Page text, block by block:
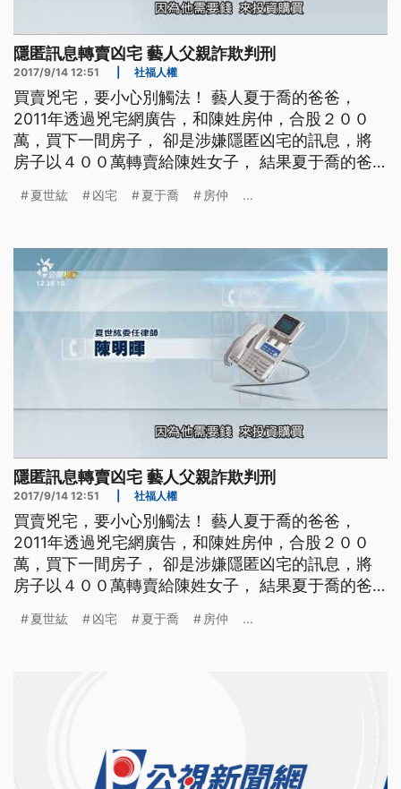
隱匿訊息轉賣凶宅 藝人父親詐欺判刑
2017/9/14 12:51 社福人權
買賣兇宅，要小心別觸法！ 藝人夏于喬的爸爸，
2011年透過兇宅網廣告，和陳姓房仲，合股２００
萬，買下一間房子， 卻是涉嫌隱匿凶宅的訊息，將
房子以４００萬轉賣給陳姓女子， 結果夏于喬的爸
節目的夏世紘，遭到指控涉嫌詐欺、還被判刑，原因
萬，透過凶宅網廣告，買下一間房子，之後，再以
400萬轉賣給陳姓女
夏世紘 凶宅 夏于喬 房仲 ...
隱匿訊息轉賣凶宅 藝人父親詐欺判刑
2017/9/14 12:51 社福人權
買賣兇宅，要小心別觸法！ 藝人夏于喬的爸爸，
2011年透過兇宅網廣告，和陳姓房仲，合股２００
萬，買下一間房子， 卻是涉嫌隱匿凶宅的訊息，將
房子以４００萬轉賣給陳姓女子， 結果夏于喬的爸
節目的夏世紘，遭到指控涉嫌詐欺、還被判刑，原因
夏世紘 凶宅 夏于喬 房仲 ...